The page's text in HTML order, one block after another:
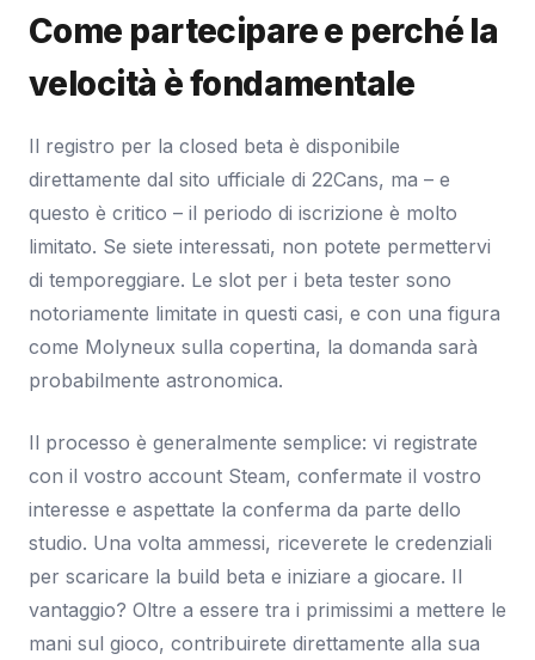
Come partecipare e perché la
velocità è fondamentale
Il registro per la closed beta è disponibile
direttamente dal sito ufficiale di 22Cans, ma – e
questo è critico – il periodo di iscrizione è molto
limitato. Se siete interessati, non potete permettervi
di temporeggiare. Le slot per i beta tester sono
notoriamente limitate in questi casi, e con una figura
come Molyneux sulla copertina, la domanda sarà
probabilmente astronomica.
Il processo è generalmente semplice: vi registrate
con il vostro account Steam, confermate il vostro
interesse e aspettate la conferma da parte dello
studio. Una volta ammessi, riceverete le credenziali
per scaricare la build beta e iniziare a giocare. Il
vantaggio? Oltre a essere tra i primissimi a mettere le
mani sul gioco, contribuirete direttamente alla sua